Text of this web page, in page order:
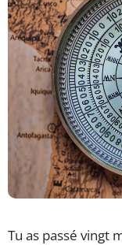
Tu as passé vingt